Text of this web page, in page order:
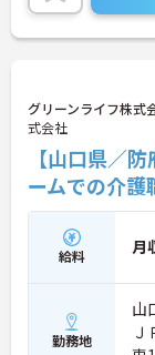
グリーンライフ株式
式会社
【山口県／
ームでの介護
給料 月
勤務地
山
Ｊ